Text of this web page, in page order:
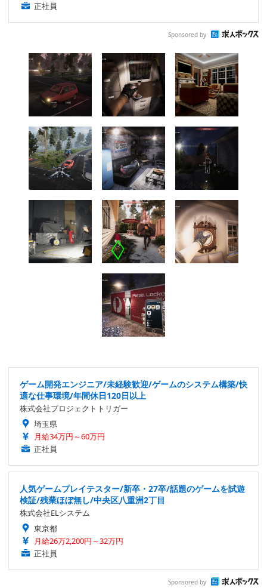
正社員
Sponsored by
ゲーム開発エンジニア/未経験歓迎/ゲームのシステム構築/快
適な仕事環境/年間休日120日以上
株式会社プロジェクトトリガー
埼玉県
月給34万円～60万円
正社員
人気ゲームプレイテスター/新卒・27卒/話題のゲームを試遊
検証/残業ほぼ無し/中央区八重洲2丁目
株式会社ELシステム
東京都
月給26万2,200円～32万円
正社員
Sponsored by